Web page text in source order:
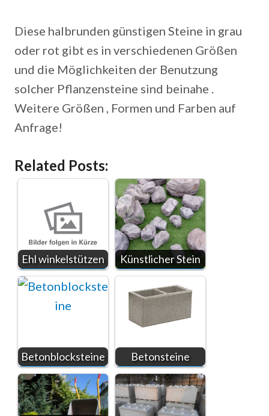
Diese halbrunden günstigen Steine in grau
oder rot gibt es in verschiedenen Größen
und die Möglichkeiten der Benutzung
solcher Pflanzensteine sind beinahe .
Weitere Größen , Formen und Farben auf
Anfrage!
Related Posts:
Ehl winkelstützen Künstlicher Stein
Betonblocksteine Betonsteine